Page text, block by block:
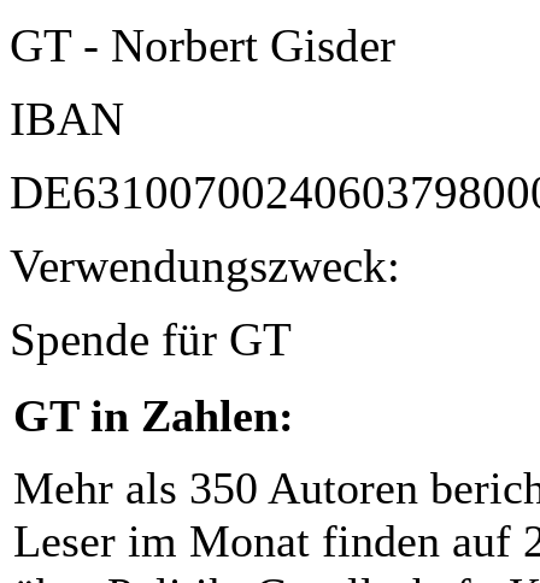
GT - Norbert Gisder
IBAN
Verwendungszweck:
Spende für GT
GT in Zahlen:
Mehr als 350 Autoren
Leser im Monat finden auf